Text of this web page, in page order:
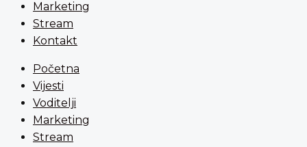
Marketing
Stream
Kontakt
Početna
Vijesti
Voditelji
Marketing
Stream